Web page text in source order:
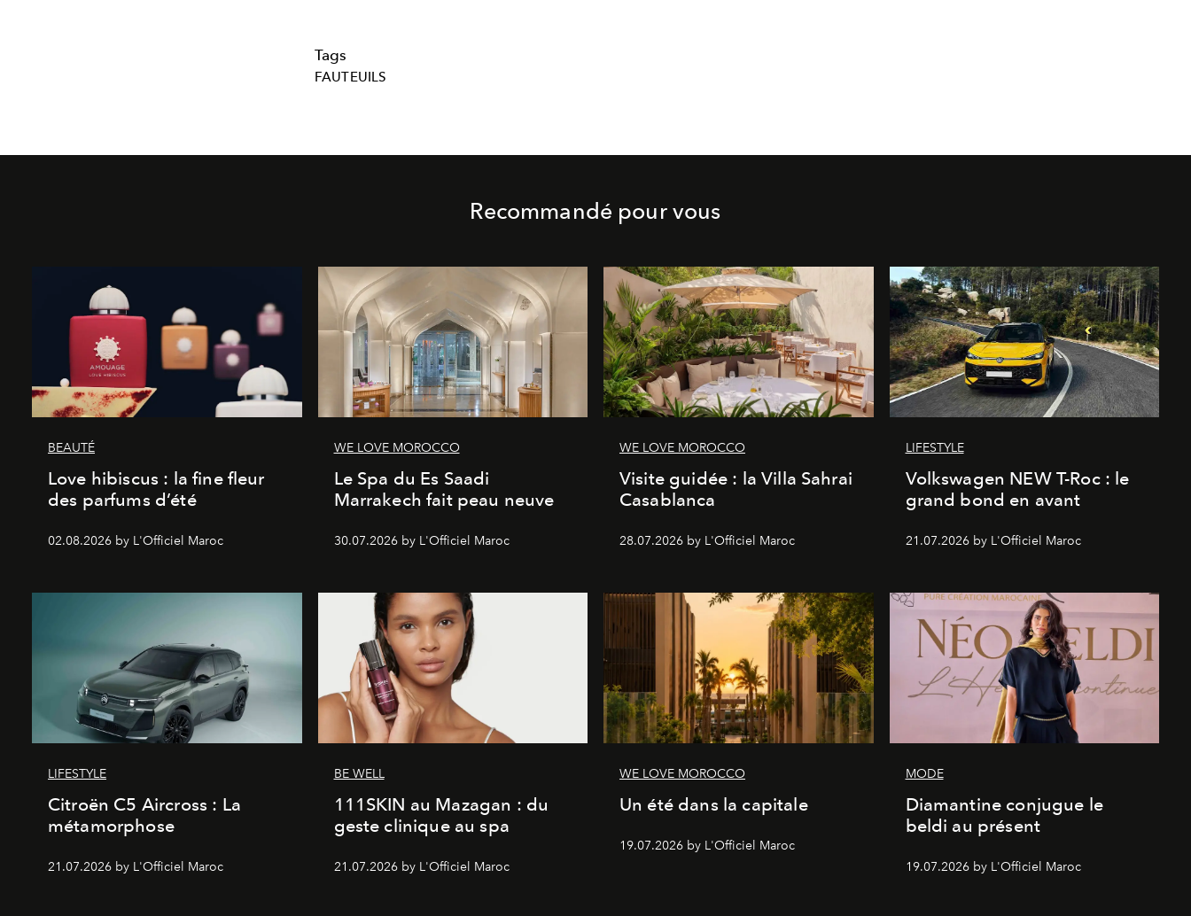
Tags
FAUTEUILS
Recommandé pour vous
BEAUTÉ
Love hibiscus : la fine fleur
des parfums d’été
02.08.2026 by L'Officiel Maroc
WE LOVE MOROCCO
Le Spa du Es Saadi
Marrakech fait peau neuve
30.07.2026 by L'Officiel Maroc
WE LOVE MOROCCO
Visite guidée : la Villa Sahrai
Casablanca
28.07.2026 by L'Officiel Maroc
LIFESTYLE
Volkswagen NEW T-Roc : le
grand bond en avant
21.07.2026 by L'Officiel Maroc
LIFESTYLE
Citroën C5 Aircross : La
métamorphose
21.07.2026 by L'Officiel Maroc
BE WELL
111SKIN au Mazagan : du
geste clinique au spa
21.07.2026 by L'Officiel Maroc
WE LOVE MOROCCO
Un été dans la capitale
19.07.2026 by L'Officiel Maroc
MODE
Diamantine conjugue le
beldi au présent
19.07.2026 by L'Officiel Maroc